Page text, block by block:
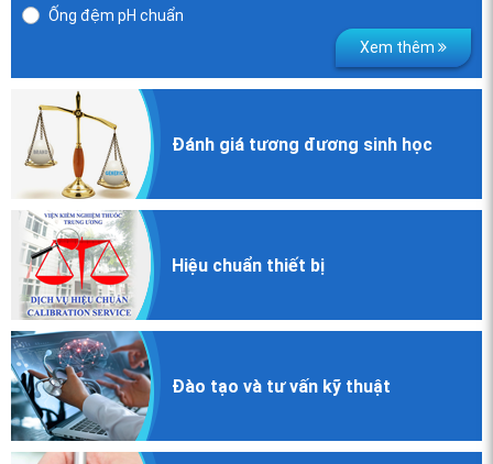
Ống đệm pH chuẩn
Xem thêm
Đánh giá tương đương sinh học
Hiệu chuẩn thiết bị
Đào tạo và tư vấn kỹ thuật